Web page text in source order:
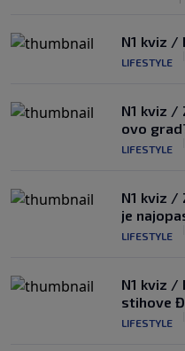
N1 kviz /
LIFESTYLE
N1 kviz /
ovo
LIFESTYLE
N1 kviz /
je
LIFESTYLE
N1 kviz /
stihove
LIFESTYLE